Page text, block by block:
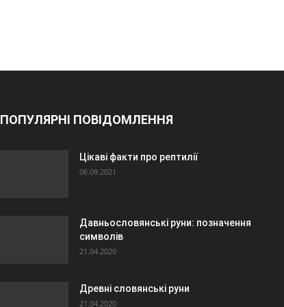
ПОПУЛЯРНІ ПОВІДОМЛЕННЯ
Цікаві факти про рептилії
06.09.2021
Давньословянські руни: позначення
символів
21.04.2020
Древні словянські руни
21.04.2020